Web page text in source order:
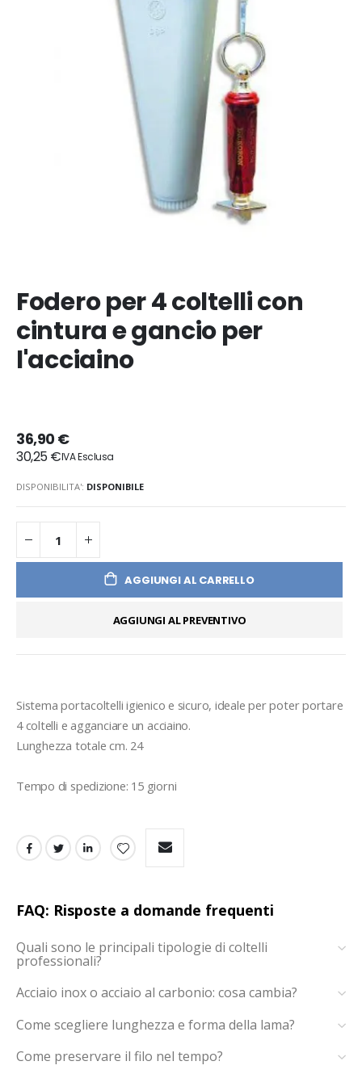
Fodero per 4 coltelli con
cintura e gancio per
l'acciaino
36,90 €
30,25 €
DISPONIBILITA': DISPONIBILE
AGGIUNGI AL CARRELLO
AGGIUNGI AL PREVENTIVO
Sistema portacoltelli igienico e sicuro, ideale per poter portare
4 coltelli e agganciare un acciaino.
Lunghezza totale cm. 24
Tempo di spedizione: 15 giorni
FAQ: Risposte a domande frequenti
Quali sono le principali tipologie di coltelli
professionali?
Acciaio inox o acciaio al carbonio: cosa cambia?
Come scegliere lunghezza e forma della lama?
Come preservare il filo nel tempo?